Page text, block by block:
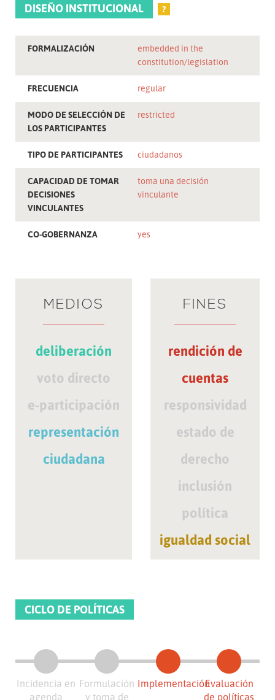
DISEÑO INSTITUCIONAL ?
FORMALIZACIÓN
embedded in the
constitution/legislation
FRECUENCIA regular
MODO DE SELECCIÓN DE
LOS PARTICIPANTES
restricted
TIPO DE PARTICIPANTES ciudadanos
CAPACIDAD DE TOMAR
DECISIONES
VINCULANTES
toma una decisión
vinculante
CO-GOBERNANZA yes
MEDIOS
deliberación
voto directo
e-participación
representación
ciudadana
FINES
rendición de
cuentas
responsividad
estado de
derecho
inclusión
política
igualdad social
CICLO DE POLÍTICAS
Incidencia en
agenda
Formulación
y toma de
ImplementaciónEvaluación
de políticas